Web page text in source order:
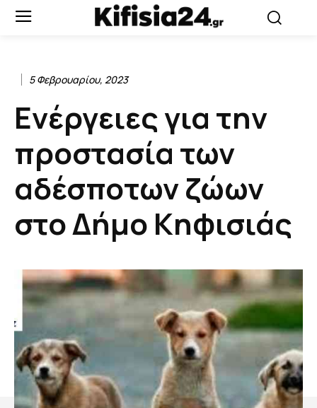
5 Φεβρουαρίου, 2023
Ενέργειες για την
προστασία των
αδέσποτων ζώων
στο Δήμο Κηφισιάς